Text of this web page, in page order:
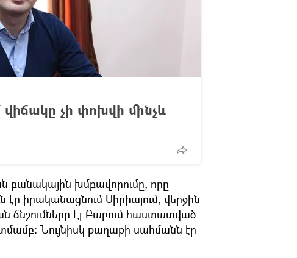
չի փոխվի մինչև
բանակային խմբավորումը, որը
իրականացնում Սիրիայում, վերջին
ճնշումները Էլ Բաբում հաստատված
Նույնիսկ քաղաքի սահմանն էր